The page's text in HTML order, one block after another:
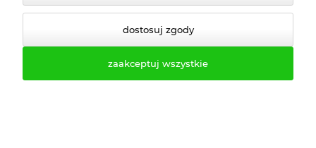
Darmowa dostawa
dostosuj zgody
zaakceptuj wszystkie